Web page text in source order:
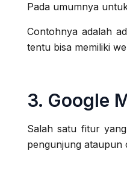
Pada umumnya
Contohnya adalah
tentu bisa memiliki
3. Google
Salah satu fitur
pengunjung ataupun